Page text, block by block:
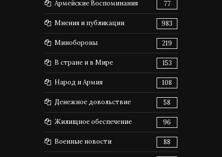
Армейские Воспоминания 77
Мнения и публикации 983
Минобороны 219
В стране и в Мире 153
Народ и Армия 108
Денежное довольствие 58
Жилищное обеспечение 96
Военные новости 88